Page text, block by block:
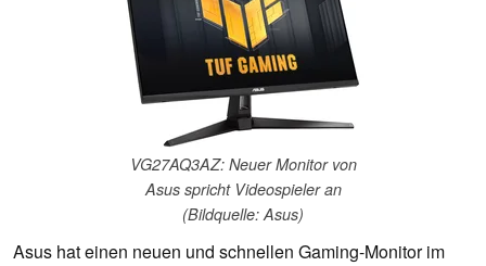
VG27AQ3AZ: Neuer Monitor von
Asus spricht Videospieler an
(Bildquelle: Asus)
Asus hat einen neuen und schnellen Gaming-Monitor im